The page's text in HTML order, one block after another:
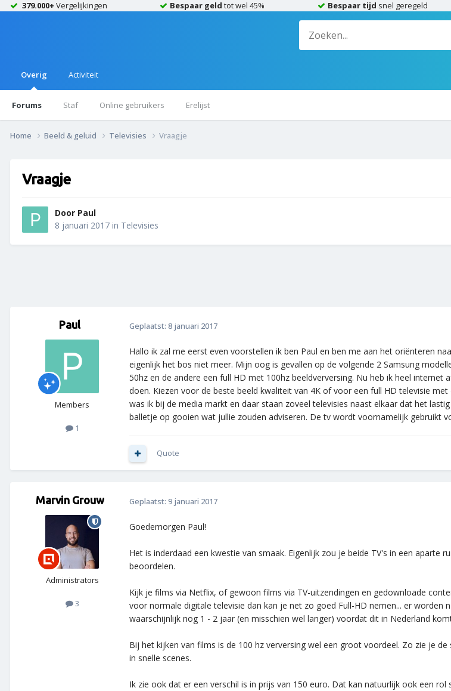
379.000+ Vergelijkingen Bespaar geld tot wel 45% Bespaar tijd snel geregeld
Overig
Forums Staf Online gebruikers Erelijst
Activiteit
Home Beeld & geluid Televisies Vraagje
Vraagje
Door Paul
8 januari 2017 in Televisies
Paul
Members
1
Geplaatst: 8 januari 2017
Hallo ik zal me eerst even voorstellen ik ben Paul en ben me aan het oriënteren
eigenlijk het bos niet meer. Mijn oog is gevallen op de volgende 2 Samsung
50hz en de andere een full HD met 100hz beeldverversing. Nu heb ik heel
doen. Kiezen voor de beste beeld kwaliteit van 4K of voor een full HD televisie
was ik bij de media markt en daar staan zoveel televisies naast elkaar dat het
balletje op gooien wat jullie zouden adviseren. De tv wordt voornamelijk gebruikt
Quote
Marvin Grouw
Administrators
3
Geplaatst: 9 januari 2017
Goedemorgen Paul!
Het is inderdaad een kwestie van smaak. Eigenlijk zou je beide TV's in een
beoordelen.
Kijk je films via Netflix, of gewoon films via TV-uitzendingen en gedownloade
voor normale digitale televisie dan kan je net zo goed Full-HD nemen... er
waarschijnlijk nog 1 - 2 jaar (en misschien wel langer) voordat dit in Nederland
Bij het kijken van films is de 100 hz verversing wel een groot voordeel. Zo zie je
in snelle scenes.
Ik zie ook dat er een verschil is in prijs van 150 euro. Dat kan natuurlijk ook een